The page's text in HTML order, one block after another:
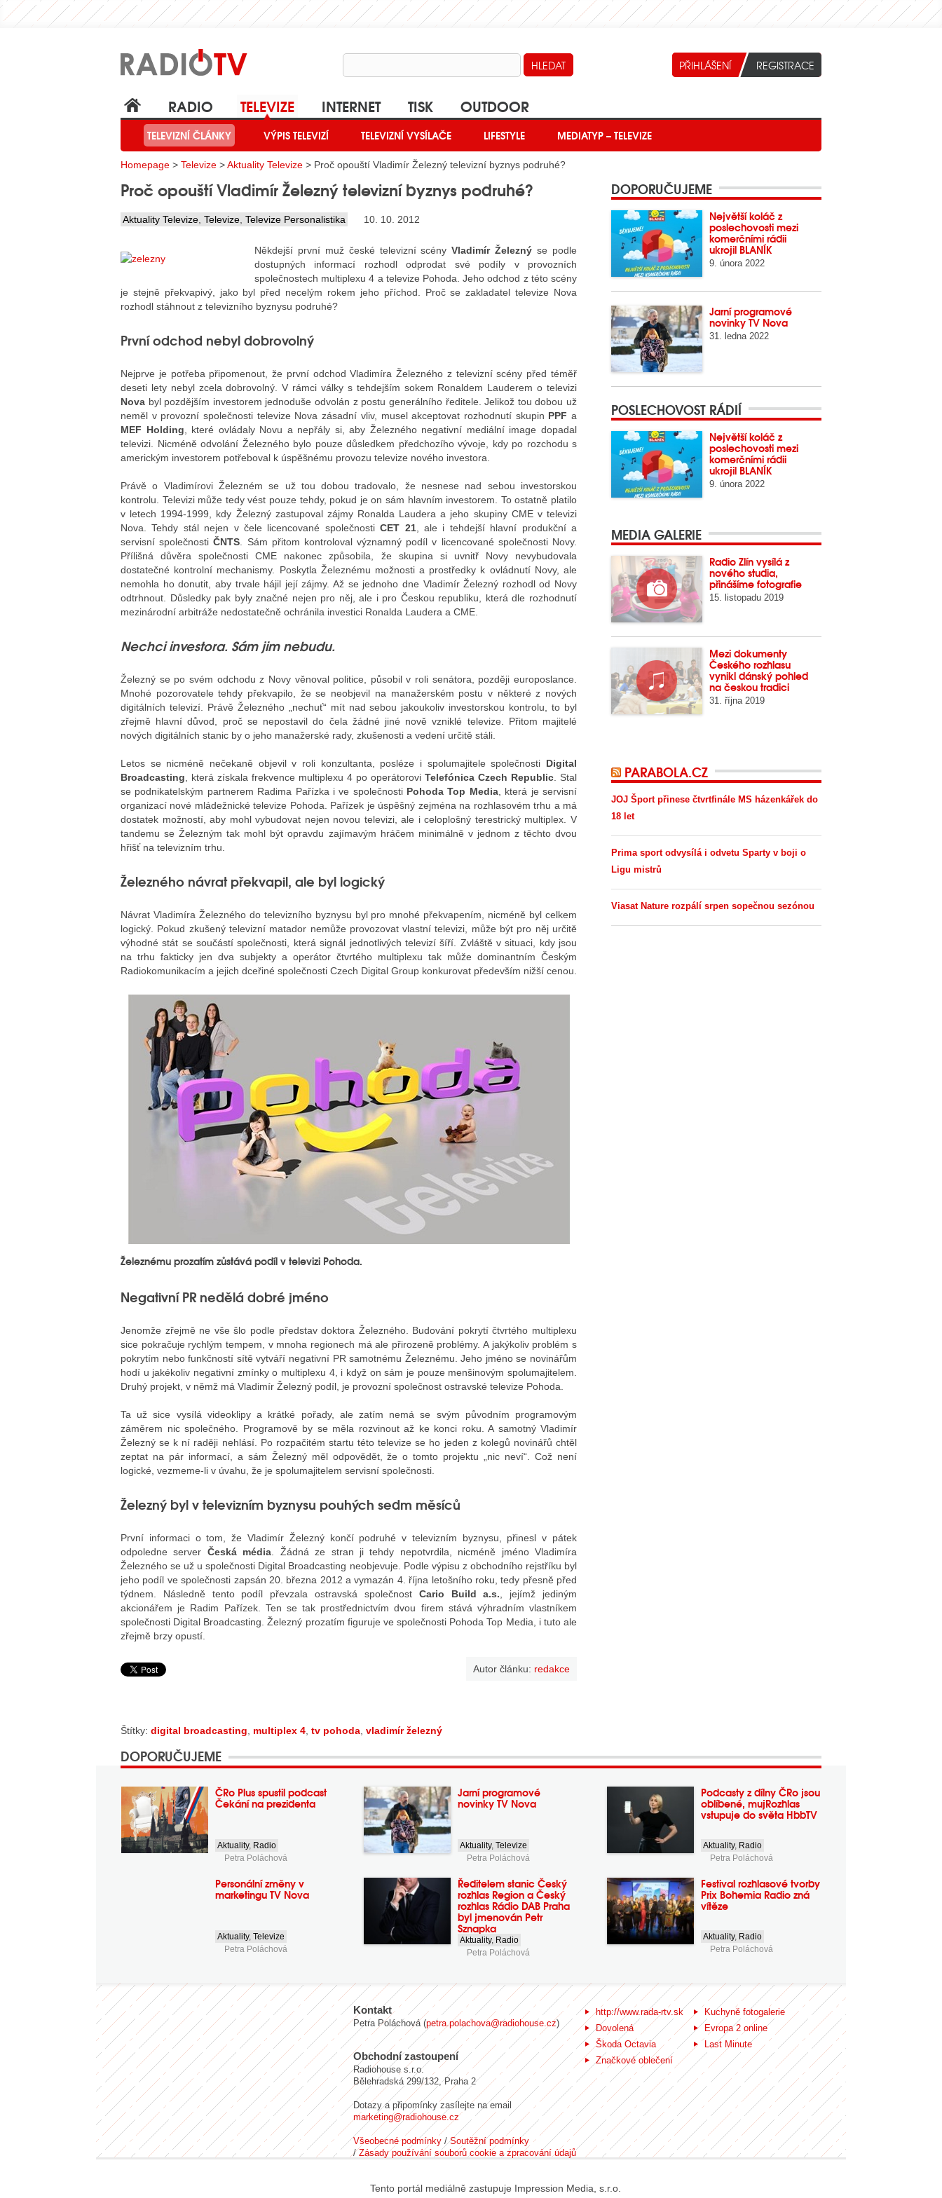
RADIO TELEVIZE
TELEVIZNÍ ČLÁNKY VÝPIS TELEVIZÍ TELEVIZNÍ VYSÍLAČE LIFESTYLE MEDIATYP – TELEVIZE
INTERNET TISK OUTDOOR
Homepage > Televize >Aktuality Televize > Proč opouští Vladimír Železný televizní byznys podruhé?
Proč opouští Vladimír Železný televizní byznys podruhé?
Aktuality Televize Televize Televize Personalistika 10. 10. 2012
Někdejší první muž české televizní scényVladimír Železný se podle
dostupných informací rozhodl odprodat své podíly v provozních
společnostech multiplexu 4 a televize Pohoda. Jeho odchod z této scény
je stejně překvapivý, jako byl před necelým rokem jeho příchod. Proč se zakladatel televize Nova
rozhodl stáhnout z televizního byznysu podruhé?
První odchod nebyl dobrovolný
Nejprve je potřeba připomenout, že první odchod Vladimíra Železného z televizní scény před téměř
deseti lety nebyl zcela dobrovolný. V rámci války s tehdejším sokem Ronaldem Lauderem o televizi
Nova byl pozdějším investorem jednoduše odvolán z postu generálního ředitele. Jelikož tou dobou už
neměl v provozní společnosti televize Nova zásadní vliv, musel akceptovat rozhodnutí skupin PPF a
MEF Holding , které ovládaly Novu a nepřály si, aby Železného negativní mediální image dopadal
televizi. Nicméně odvolání Železného bylo pouze důsledkem předchozího vývoje, kdy po rozchodu s
americkým investorem potřeboval k úspěšnému provozu televize nového investora.
Právě o Vladimírovi Železném se už tou dobou tradovalo, že nesnese nad sebou investorskou
kontrolu. Televizi může tedy vést pouze tehdy, pokud je on sám hlavním investorem. To ostatně platilo
v letech 1994-1999, kdy Železný zastupoval zájmy Ronalda Laudera a jeho skupiny CME v televizi
Nova. Tehdy stál nejen v čele licencované společnostiCET 21, ale i tehdejší hlavní produkční a
servisní společnostiČNTS . Sám přitom kontroloval významný podíl v licencované společnosti Novy.
Přílišná důvěra společnosti CME nakonec způsobila, že skupina si uvnitř Novy nevybudovala
dostatečné kontrolní mechanismy. Poskytla Železnému možnosti a prostředky k ovládnutí Novy, ale
nemohla ho donutit, aby trvale hájil její zájmy. Až se jednoho dne Vladimír Železný rozhodl od Novy
odtrhnout. Důsledky pak byly značné nejen pro něj, ale i pro Českou republiku, která dle rozhodnutí
mezinárodní arbitráže nedostatečně ochránila investici Ronalda Laudera a CME.
Nechci investora. Sám jim nebudu.
Železný se po svém odchodu z Novy věnoval politice, působil v roli senátora, později europoslance.
Mnohé pozorovatele tehdy překvapilo, že se neobjevil na manažerském postu v některé z nových
digitálních televizí. Právě Železného „nechuť“ mít nad sebou jakoukoliv investorskou kontrolu, to byl
zřejmě hlavní důvod, proč se nepostavil do čela žádné jiné nově vzniklé televize. Přitom majitelé
nových digitálních stanic by o jeho manažerské rady, zkušenosti a vedení určitě stáli.
Letos se nicméně nečekaně objevil v roli konzultanta, posléze i spolumajitele společnosti Digital
Broadcasting , která získala frekvence multiplexu 4 po operátoroviTelefónica Czech Republic . Stal
se podnikatelským partnerem Radima Pařízka i ve společnosti Pohoda Top Media, která je servisní
organizací nové mládežnické televize Pohoda. Pařízek je úspěšný zejména na rozhlasovém trhu a má
dostatek možností, aby mohl vybudovat nejen novou televizi, ale i celoplošný terestrický multiplex. V
tandemu se Železným tak mohl být opravdu zajímavým hráčem minimálně v jednom z těchto dvou
hřišť na televizním trhu.
Železného návrat překvapil, ale byl logický
Návrat Vladimíra Železného do televizního byznysu byl pro mnohé překvapením, nicméně byl celkem
logický. Pokud zkušený televizní matador nemůže provozovat vlastní televizi, může být pro něj určitě
výhodné stát se součástí společnosti, která signál jednotlivých televizí šíří. Zvláště v situaci, kdy jsou
na trhu fakticky jen dva subjekty a operátor čtvrtého multiplexu tak může dominantním Českým
Radiokomunikacím a jejich dceřiné společnosti Czech Digital Group konkurovat především nižší cenou.
Železnému prozatím zůstává podíl v televizi Pohoda.
Negativní PR nedělá dobré jméno
Jenomže zřejmě ne vše šlo podle představ doktora Železného. Budování pokrytí čtvrtého multiplexu
sice pokračuje rychlým tempem, v mnoha regionech má ale přirozeně problémy. A jakýkoliv problém s
pokrytím nebo funkčností sítě vytváří negativní PR samotnému Železnému. Jeho jméno se novinářům
hodí u jakékoliv negativní zmínky o multiplexu 4, i když on sám je pouze menšinovým spolumajitelem.
Druhý projekt, v němž má Vladimír Železný podíl, je provozní společnost ostravské televize Pohoda.
Ta už sice vysílá videoklipy a krátké pořady, ale zatím nemá se svým původním programovým
záměrem nic společného. Programově by se měla rozvinout až ke konci roku. A samotný Vladimír
Železný se k ní raději nehlásí. Po rozpačitém startu této televize se ho jeden z kolegů novinářů chtěl
zeptat na pár informací, a sám Železný měl odpovědět, že o tomto projektu „nic neví“. Což není
logické, vezmeme-li v úvahu, že je spolumajitelem servisní společnosti.
Železný byl v televizním byznysu pouhých sedm měsíců
První informaci o tom, že Vladimír Železný končí podruhé v televizním byznysu, přinesl v pátek
odpoledne server Česká média . Žádná ze stran ji tehdy nepotvrdila, nicméně jméno Vladimíra
Železného se už u společnosti Digital Broadcasting neobjevuje. Podle výpisu z obchodního rejstříku byl
jeho podíl ve společnosti zapsán 20. března 2012 a vymazán 4. října letošního roku, tedy přesně před
týdnem. Následně tento podíl převzala ostravská společnost Cario Build a.s. , jejímž jediným
akcionářem je Radim Pařízek. Ten se tak prostřednictvím dvou firem stává výhradním vlastníkem
společnosti Digital Broadcasting. Železný prozatím figuruje ve společnosti Pohoda Top Media, i tuto ale
zřejmě brzy opustí.
Autor článku: redakce
Štítky: digital broadcasting multiplex 4 tv pohoda vladimír železný
DOPORUČUJEME
Největší koláč z
poslechovosti mezi
komerčními rádii
ukrojil BLANÍK
9. února 2022
Jarní programové
novinky TV Nova
31. ledna 2022
POSLECHOVOST RÁDIÍ
Největší koláč z
poslechovosti mezi
komerčními rádii
ukrojil BLANÍK
9. února 2022
MEDIA GALERIE
Radio Zlín vysílá z
nového studia,
přinášíme fotografie
15. listopadu 2019
Mezi dokumenty
Českého rozhlasu
vynikl dánský pohled
na českou tradici
31. října 2019
PARABOLA.CZ
JOJ Šport přinese čtvrtfinále MS házenkářek do
18 let
Prima sport odvysílá i odvetu Sparty v boji o
Ligu mistrů
Viasat Nature rozpálí srpen sopečnou sezónou
DOPORUČUJEME
ČRo Plus spustil podcast
Čekání na prezidenta
Aktuality, Radio
Petra Poláchová
Jarní programové
novinky TV Nova
Aktuality,Televize
Petra Poláchová
Podcasty z dílny ČRo jsou
oblíbené, mujRozhlas
vstupuje do světa HbbTV
Aktuality, Radio
Petra Poláchová
Personální změny v
marketingu TV Nova
Aktuality,Televize
Petra Poláchová
Ředitelem stanic Český
rozhlas Region a Český
rozhlas Rádio DAB Praha
byl jmenován Petr
Sznapka
Aktuality, Radio
Petra Poláchová
Festival rozhlasové tvorby
Prix Bohemia Radio zná
vítěze
Aktuality, Radio
Petra Poláchová
Kontakt
Petra Poláchová (petra.polachova@radiohouse.cz)
Obchodní zastoupení
Radiohouse s.r.o.
Bělehradská 299/132, Praha 2
Dotazy a připomínky zasílejte na email
marketing@radiohouse.cz
Všeobecné podmínky/Soutěžní podmínky
/Zásady používání souborů cookie a zpracování údajů
http://www.rada-rtv.sk
Kuchyně fotogalerie
Dovolená
Evropa 2 online
Škoda Octavia
Last Minute
Značkové oblečení
Tento portál mediálně zastupuje Impression Media, s.r.o.